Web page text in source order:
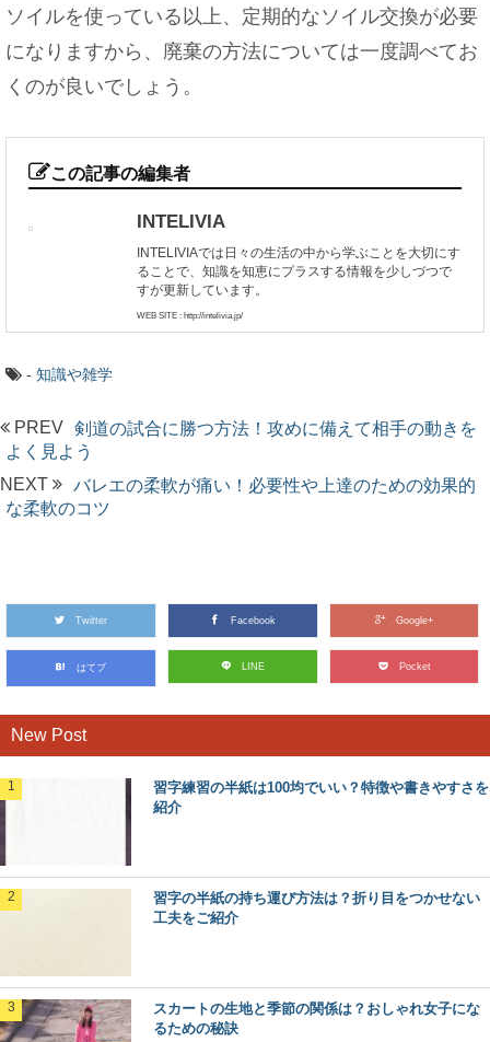
ソイルを使っている以上、定期的なソイル交換が必要
になりますから、廃棄の方法については一度調べてお
くのが良いでしょう。
この記事の編集者
INTELIVIA
INTELIVIAでは日々の生活の中から学ぶことを大切にす
ることで、知識を知恵にプラスする情報を少しづつで
すが更新しています。
WEB SITE : http://intelivia.jp/
- 知識や雑学
PREV 剣道の試合に勝つ方法！攻めに備えて相手の動きを
よく見よう
NEXT
バレエの柔軟が痛い！必要性や上達のための効果的
な柔軟のコツ
Twitter Facebook Google+
はてブ LINE Pocket
New Post
習字練習の半紙は100均でいい？特徴や書きやすさを
紹介
習字の半紙の持ち運び方法は？折り目をつかせない
工夫をご紹介
スカートの生地と季節の関係は？おしゃれ女子にな
るための秘訣